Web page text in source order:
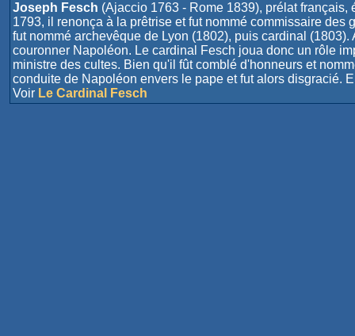
Joseph Fesch (Ajaccio 1763 - Rome 1839), prélat
1793, il renonça à la prêtrise et fut nommé commissaire
fut nommé archevêque de Lyon (1802), puis cardinal
couronner Napoléon. Le cardinal Fesch joua donc un rôle
ministre des cultes. Bien qu'il fût comblé d'honneurs et
conduite de Napoléon envers le pape et fut alors disgracié.
Voir Le Cardinal Fesch